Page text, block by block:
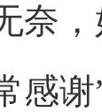
奈
感